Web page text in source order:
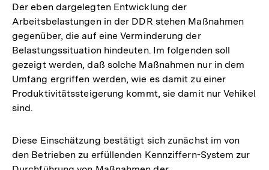
Der eben dargelegten Entwicklung der
Arbeitsbelastungen in der DDR stehen Maßnahmen
gegenüber, die auf eine Verminderung der
Belastungssituation hindeuten. Im folgenden soll
gezeigt werden, daß solche Maßnahmen nur in dem
Umfang ergriffen werden, wie es damit zu einer
Produktivitätssteigerung kommt, sie damit nur Vehikel
sind.
Diese Einschätzung bestätigt sich zunächst im von
den Betrieben zu erfüllenden Kennziffern-System zur